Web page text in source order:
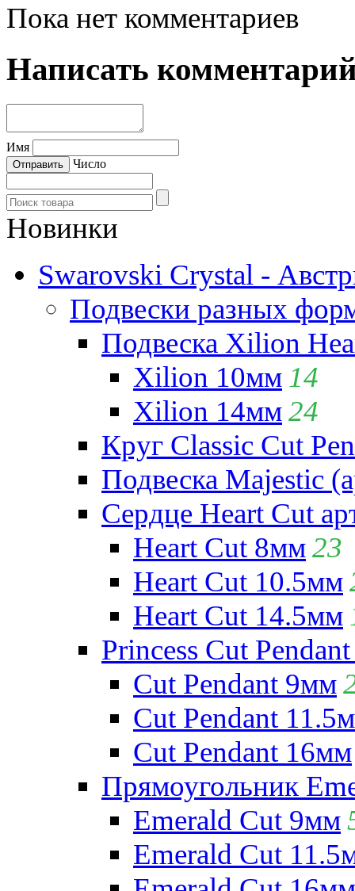
Пока нет комментариев
Написать
Имя
Число
Новинки
Swarovski Crystal -
Подвески разных
Подвеска Xilion
Xilion 10мм 14
Xilion 14мм24
Круг Classic Cut
Подвеска Majestic
Сердце Heart Cut
Heart Cut 8мм23
Heart Cut 10.5мм
Heart Cut 14.5мм
Princess Cut
Cut Pendant 9мм
Cut Pendant
Cut Pendant 16мм
Прямоугольник
Emerald Cut 9мм
Emerald Cut